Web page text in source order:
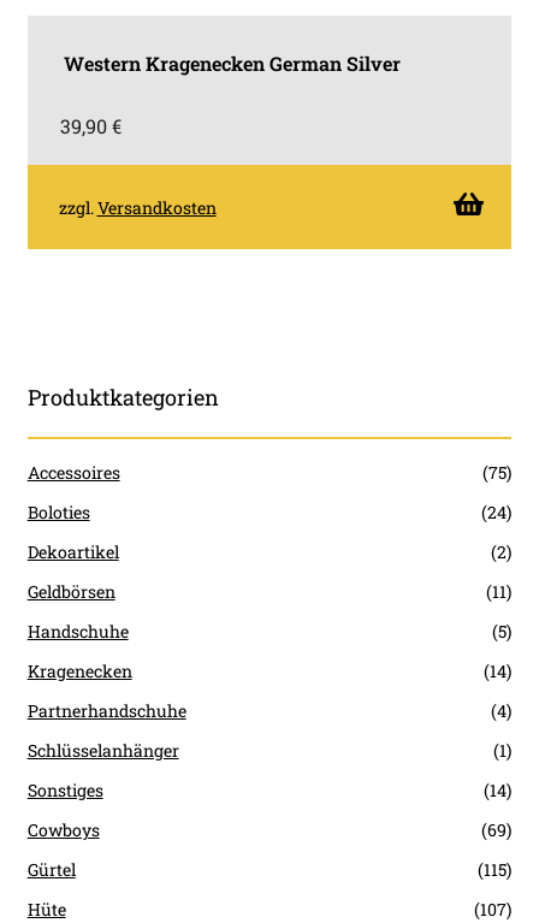
Western Kragenecken German Silver
39,90€
zzgl.Versandkosten
Produktkategorien
Accessoires
(75)
Boloties
(24)
Dekoartikel
(2)
Geldbörsen
(11)
Handschuhe
(5)
Kragenecken
(14)
Partnerhandschuhe
(4)
Schlüsselanhänger
(1)
Sonstiges
(14)
Cowboys
(69)
Gürtel
(115)
Hüte
(107)